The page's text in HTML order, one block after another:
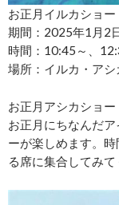
お正月イルカショー
期間：2025年1月2
時間：10:45～、
場所：イルカ・アシ
お正月アシカショー
お正月にちなんだ
ーが楽しめます。
る席に集合してみて